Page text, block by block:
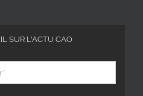
SUR L'ACTU CAO